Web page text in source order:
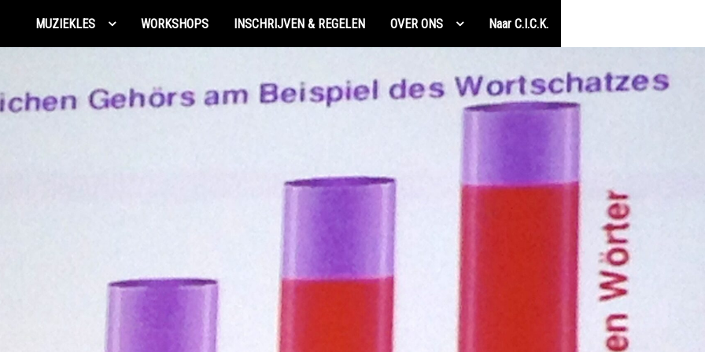
MUZIEKLES WORKSHOPS INSCHRIJVEN & REGELEN OVER ONS Naar C.I.C.K.